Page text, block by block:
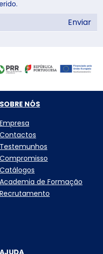
Enviar
SOBRE NÓS
Empresa
Contactos
Testemunhos
Compromisso
Catálogos
Academia de Formação
Recrutamento